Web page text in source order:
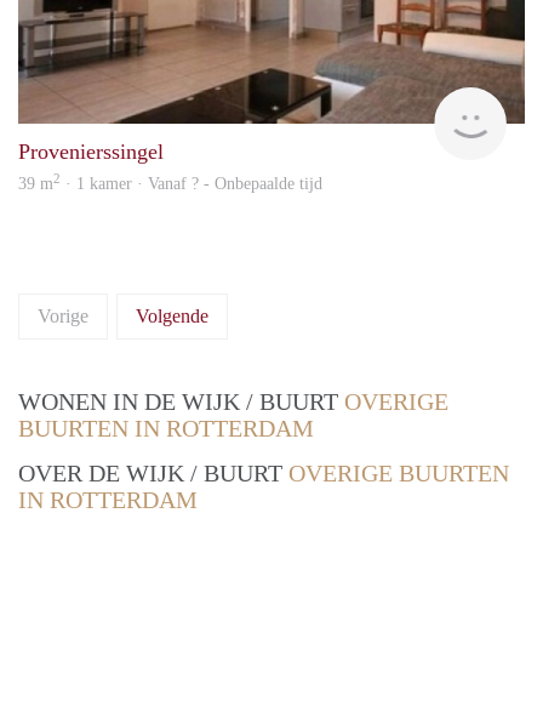
rent
Provenierssingel
39 m2 · 1 kamer · Vanaf ? - Onbepaalde tijd
Vorige Volgende
WONEN IN DE WIJK / BUURT OVERIGE
BUURTEN IN ROTTERDAM
OVER DE WIJK / BUURT OVERIGE BUURTEN
IN ROTTERDAM